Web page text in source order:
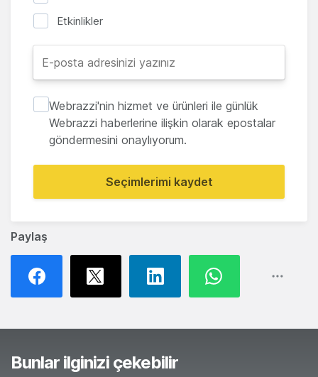
Paylaş
Etkinlikler
Webrazzi'nin hizmet ve ürünleri ile günlük
Webrazzi haberlerine ilişkin olarak epostalar
göndermesini onaylıyorum.
Seçimlerimi kaydet
Bunlar ilginizi çekebilir